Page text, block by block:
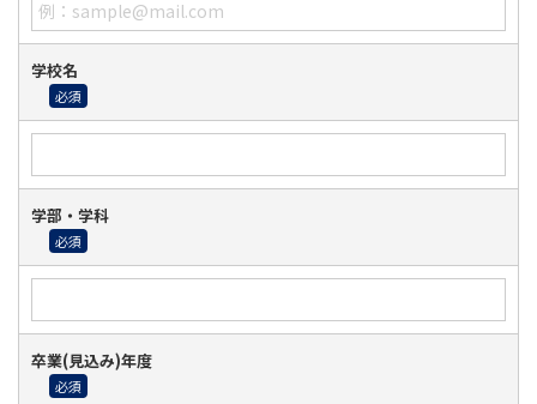
学校名
学部・学科
卒業(見込み)年度